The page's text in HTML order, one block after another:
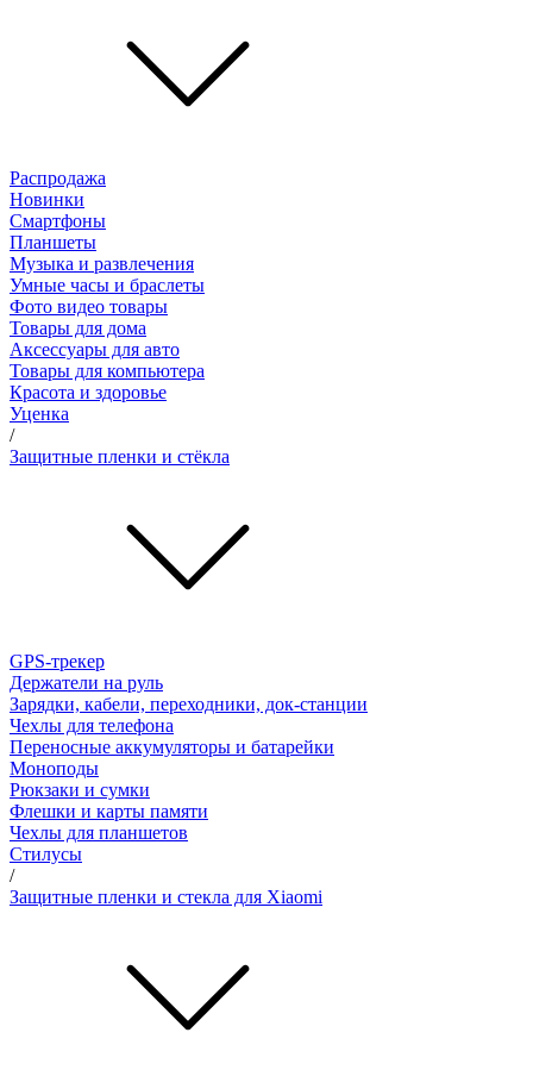
Распродажа
Новинки
Смартфоны
Планшеты
Музыка и развлечения
Умные часы и браслеты
Фото видео товары
Товары для дома
Аксессуары для авто
Товары для компьютера
Красота и здоровье
Уценка
/
Защитные пленки и стёкла
GPS-трекер
Держатели на руль
Зарядки, кабели, переходники, док-станции
Чехлы для телефона
Переносные аккумуляторы и батарейки
Моноподы
Рюкзаки и сумки
Флешки и карты памяти
Чехлы для планшетов
Стилусы
/
Защитные пленки и стекла для Xiaomi